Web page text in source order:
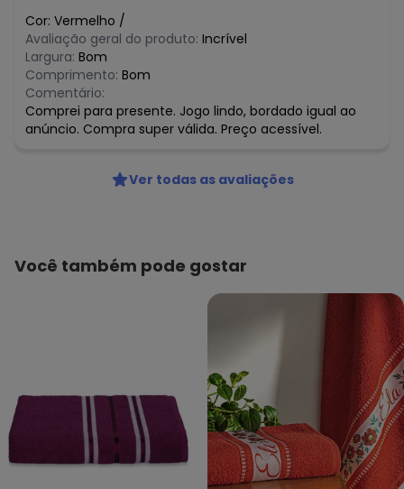
Cor: Vermelho /
Avaliação geral do produto: Incrível
Largura: Bom
Comprimento: Bom
Comentário:
Comprei para presente. Jogo lindo, bordado igual ao
anúncio. Compra super válida. Preço acessível.
Ver todas as avaliações
Você também pode gostar